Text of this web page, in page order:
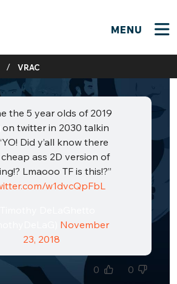
MENU
/ VRAC
the 5 year olds of 2019
on twitter in 2030 talkin
Did y’all know there
ass 2D version of
Lmaooo TF is this!?”
w1dvcQpFbL
November
23, 2018
0 0
!
CONNEXION
FERMER
PARTICIPATION
vous proposer ?
tweets
C'EST PARTI
sélection
M'INSCRIRE